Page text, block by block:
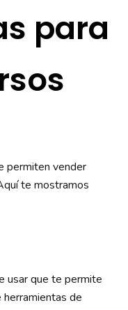
para
permiten vender
te mostramos
usar que te permite
herramientas de